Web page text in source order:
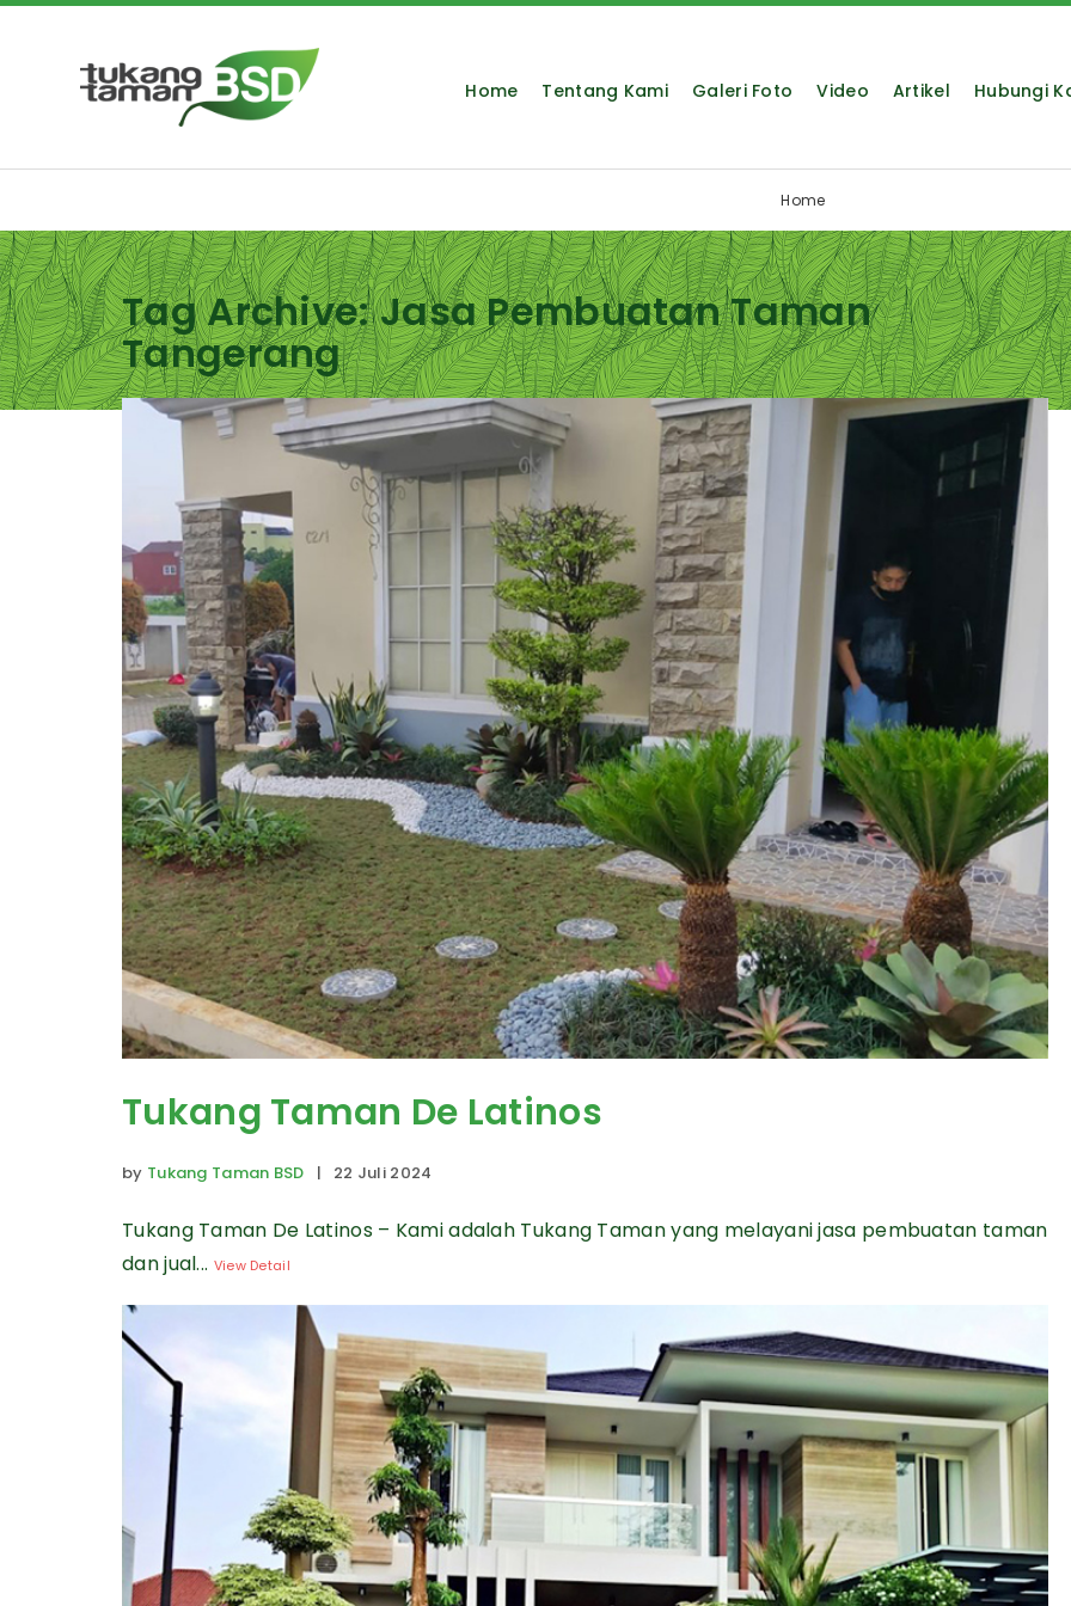
Home Tentang Kami Galeri Foto Video Artikel Hubungi
Home
Tag Archive: Jasa Pembuatan Taman
Tangerang
Tukang Taman De Latinos
by Tukang Taman BSD | 22 Juli 2024
Tukang Taman De Latinos – Kami adalah Tukang Taman yang melayani jasa pembuatan taman
dan jual... View Detail